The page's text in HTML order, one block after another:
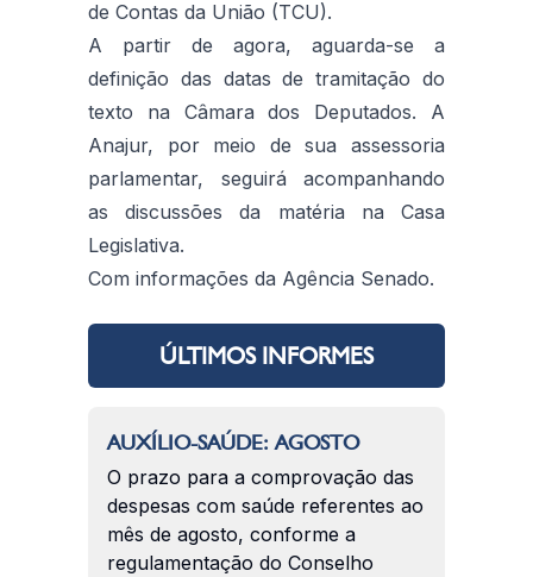
de Contas da União (TCU).
A partir de agora, aguarda-se a
definição das datas de tramitação do
texto na Câmara dos Deputados. A
Anajur, por meio de sua assessoria
parlamentar, seguirá acompanhando
as discussões da matéria na Casa
Legislativa.
Com informações da Agência Senado.
ÚLTIMOS INFORMES
AUXÍLIO-SAÚDE: AGOSTO
O prazo para a comprovação das
despesas com saúde referentes ao
mês de agosto, conforme a
regulamentação do Conselho